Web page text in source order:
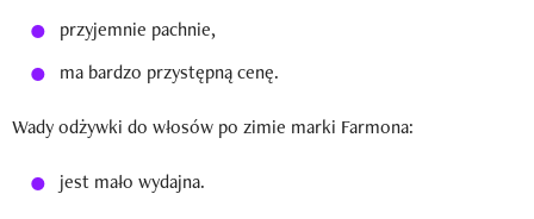
przyjemnie pachnie,
ma bardzo przystępną cenę.
Wady odżywki do włosów po zimie marki Farmona:
jest mało wydajna.